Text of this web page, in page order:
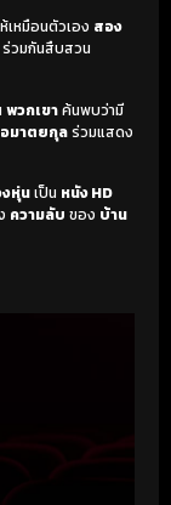
เหมือนตัวเอง สอง
ร่วมกันสืบสวน
พวกเขาค้นพบว่ามี
อมาตยกุลร่วมแสดง
หุ่นเป็น หนัง HD
ความลับ ของ บ้าน